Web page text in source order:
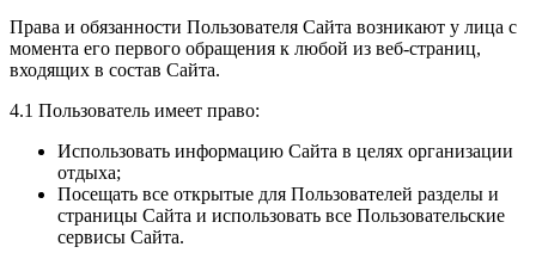
Права и обязанности Пользователя Сайта возникают у лица с
момента его первого обращения к любой из веб-страниц,
входящих в состав Сайта.
4.1 Пользователь имеет право:
Использовать информацию Сайта в целях организации
отдыха;
Посещать все открытые для Пользователей разделы и
страницы Сайта и использовать все Пользовательские
сервисы Сайта.